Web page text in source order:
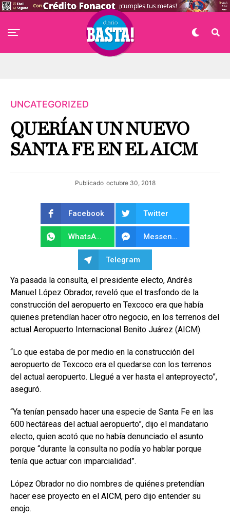
UNCATEGORIZED
QUERÍAN UN NUEVO
SANTA FE EN EL AICM
Publicado octubre 30, 2018
Facebook Twitter
WhatsApp Messenger
Telegram
Ya pasada la consulta, el presidente electo, Andrés
Manuel López Obrador, reveló que el trasfondo de la
construcción del aeropuerto en Texcoco era que había
quienes pretendían hacer otro negocio, en los terrenos del
actual Aeropuerto Internacional Benito Juárez (AICM).
“Lo que estaba de por medio en la construcción del
aeropuerto de Texcoco era el quedarse con los terrenos
del actual aeropuerto. Llegué a ver hasta el anteproyecto”,
aseguró.
“Ya tenían pensado hacer una especie de Santa Fe en las
600 hectáreas del actual aeropuerto”, dijo el mandatario
electo, quien acotó que no había denunciado el asunto
porque “durante la consulta no podía yo hablar porque
tenía que actuar con imparcialidad”.
López Obrador no dio nombres de quiénes pretendían
hacer ese proyecto en el AICM, pero dijo entender su
enojo.